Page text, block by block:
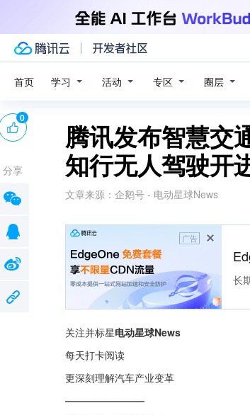
首页 学习 活动 专区 圈层
腾讯发布智慧交
知行无人驾驶开
文章来源： 企鹅号 - 电动星球News
广告
长
关注并标星电动星球News
每天打卡阅读
更深刻理解汽车产业变革
————————
0
分享